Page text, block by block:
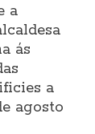
a
ás
a
agosto